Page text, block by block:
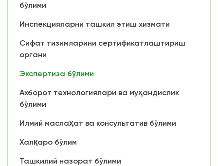
бўлими
Инспекцияларни ташкил этиш хизмати
Сифат тизимларини сертификатлаштириш
органи
Экспертиза бўлими
Ахборот технологиялари ва муҳандислик
бўлими
Илмий маслаҳат ва консультатив бўлими
Халқаро бўлим
Ташкилий назорат бўлими